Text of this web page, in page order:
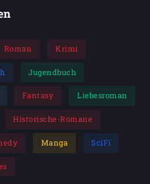
Roman Krimi
Jugendbuch
Fantasy Liebesroman
Historische-Romane
Manga SciFi